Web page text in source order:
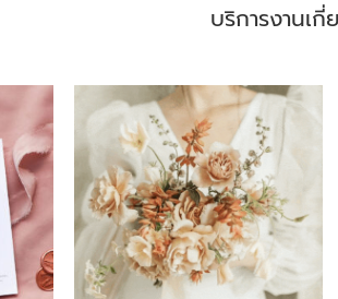
บริการงานเ